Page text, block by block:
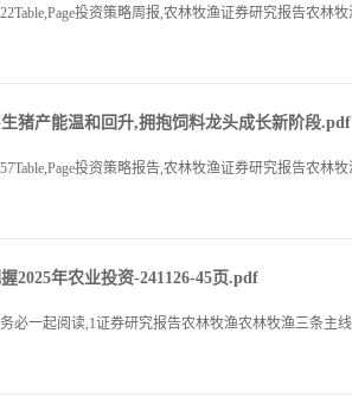
猪产能温和回升,拥抱饲料龙头成长新阶段.pdf
2025年农业投资-241126-45页.pdf